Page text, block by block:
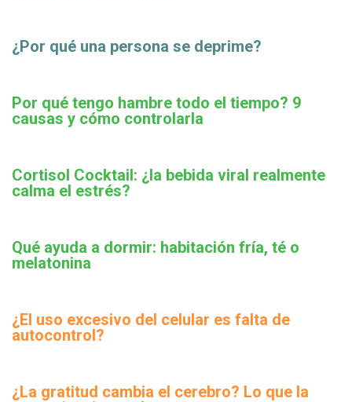
¿Por qué una persona se deprime?
Por qué tengo hambre todo el tiempo? 9
causas y cómo controlarla
Cortisol Cocktail: ¿la bebida viral realmente
calma el estrés?
Qué ayuda a dormir: habitación fría, té o
melatonina
¿El uso excesivo del celular es falta de
autocontrol?
¿La gratitud cambia el cerebro? Lo que la